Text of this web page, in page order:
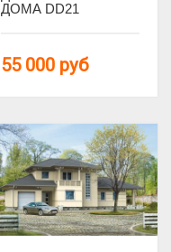
ДОМА DD21
55 000 руб